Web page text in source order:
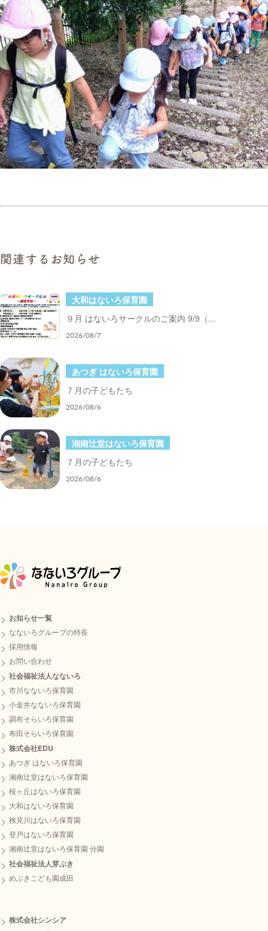
関連するお知らせ
大和はないろ保育園
９月 はないろサークルのご案内 9/9（...
2026/08/7
あつぎ はないろ保育園
７月の子どもたち
2026/08/6
湘南辻堂はないろ保育園
７月の子どもたち
2026/08/6
お知らせ一覧
なないろグループの特長
採用情報
お問い合わせ
社会福祉法人なないろ
市川なないろ保育園
小金井なないろ保育園
調布そらいろ保育園
布田そらいろ保育園
株式会社EDU
あつぎ はないろ保育園
湘南辻堂はないろ保育園
桜ヶ丘はないろ保育園
大和はないろ保育園
検見川はないろ保育園
登戸はないろ保育園
湘南辻堂はないろ保育園 分園
社会福祉法人芽ぶき
めぶきこども園成田
株式会社シンシア